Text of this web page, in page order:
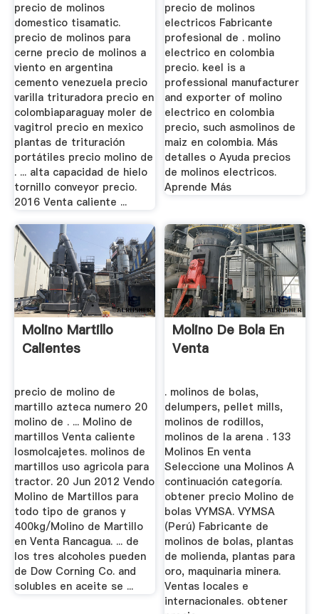
precio de molinos
domestico tisamatic.
precio de molinos para
cerne precio de molinos a
viento en argentina
cemento venezuela precio
varilla trituradora precio en
colombiaparaguay moler de
vagitrol precio en mexico
plantas de trituración
portátiles precio molino de
. ... alta capacidad de hielo
tornillo conveyor precio.
2016 Venta caliente ...
precio de molinos
electricos Fabricante
profesional de . molino
electrico en colombia
precio. keel is a
professional manufacturer
and exporter of molino
electrico en colombia
precio, such asmolinos de
maiz en colombia. Más
detalles o Ayuda precios
de molinos electricos.
Aprende Más
Molino Martillo
Calientes
precio de molino de
martillo azteca numero 20
molino de . ... Molino de
martillos Venta caliente
losmolcajetes. molinos de
martillos uso agricola para
tractor. 20 Jun 2012 Vendo
Molino de Martillos para
todo tipo de granos y
400kg/Molino de Martillo
en Venta Rancagua. ... de
los tres alcoholes pueden
de Dow Corning Co. and
solubles en aceite se ...
Molino De Bola En
Venta
. molinos de bolas,
delumpers, pellet mills,
molinos de rodillos,
molinos de la arena . 133
Molinos En venta
Seleccione una Molinos A
continuación categoría.
obtener precio Molino de
bolas VYMSA. VYMSA
(Perú) Fabricante de
molinos de bolas, plantas
de molienda, plantas para
oro, maquinaria minera.
Ventas locales e
internacionales. obtener